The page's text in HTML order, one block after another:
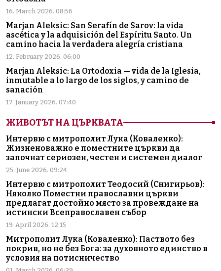
16. March 2026. 08:56
Marjan Aleksic: San Serafín de Sarov: la vida
ascética y la adquisición del Espíritu Santo. Un
camino hacia la verdadera alegría cristiana
12. February 2026. 06:00
Marjan Aleksic: La Ortodoxia — vida de la Iglesia,
inmutable a lo largo de los siglos, y camino de
sanación
17. January 2026. 07:40
ЖИВОТЪТ НА ЦЪРКВАТА
Интервю с митрополит Лука (Коваленко):
Жизненоважно е поместните църкви да
започнат сериозен, честен и системен диалог
25. June 2026. 09:24
Интервю с митрополит Теодосий (Снигирьов):
Няколко Поместни православни църкви
предлагат достойно място за провеждане на
истински Всеправославен събор
19. April 2026. 12:15
Митрополит Лука (Коваленко): Паството без
покрив, но не без Бога: за духовното единство в
условия на потисничество